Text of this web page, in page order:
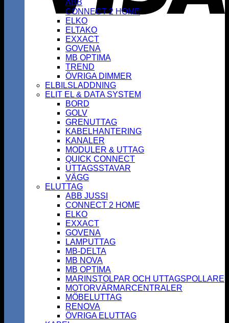
ABB
CONNECT 2 HOME
ELKO
ELTAKO
EXXACT
GOVENA
MB OPTIMA
TREND
ÖVRIGA DIMMER
ELBILSLADDNING
ELIT EL & DATA SYSTEM
BORD
GOLV
GRENUTTAG
KABELHANTERING
KANALER
MODULER & UTTAG
QUICK CONNECT
UTTAGSSTAVAR
VÄGG
ELUTTAG
ABB JUSSI
CONNECT 2 HOME
ELKO
EXXACT
GOVENA
LAMPUTTAG
MB-DELTA
MB NOVA
MB OPTIMA
MARINSTOLPAR OCH UTTAGSPOLLARE
MOTORVÄRMARCENTRALER
MÖBELUTTAG
RENOVA
ÖVRIGA ELUTTAG